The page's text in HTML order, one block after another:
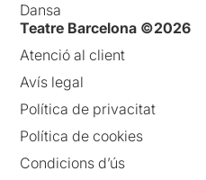
Dansa
Teatre Barcelona ©2026
Atenció al client
Avís legal
Política de privacitat
Política de cookies
Condicions d’ús